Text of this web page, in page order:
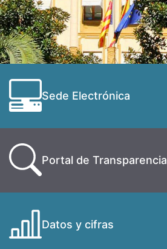
Sede Electrónica
Portal de Transparencia
Datos y cifras